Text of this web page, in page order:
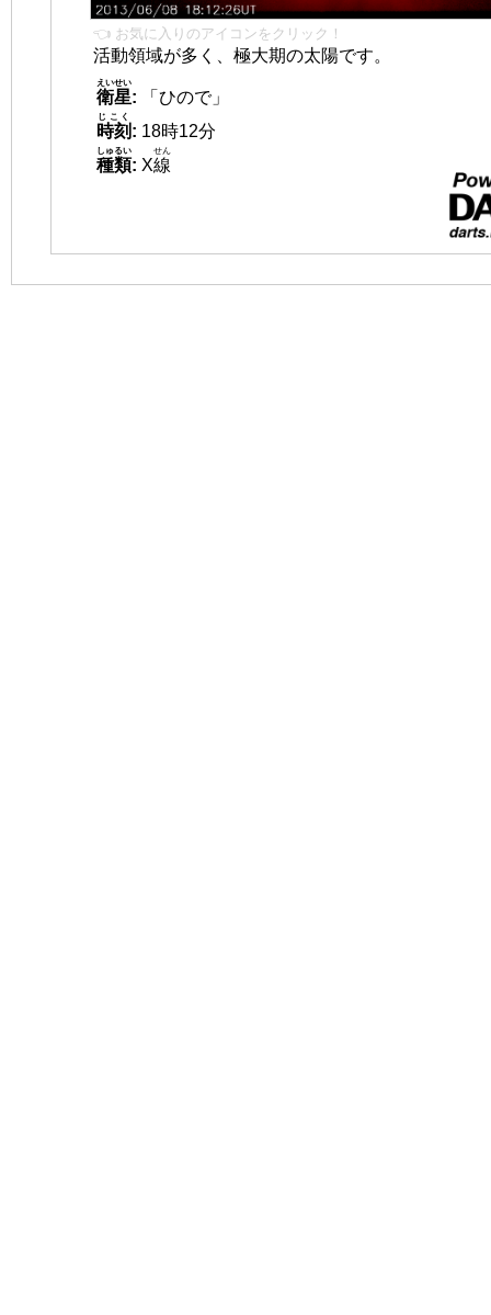
👈 お気に入りのアイコンをクリック！
活動領域が多く、極大期の太陽です。
衛星
えいせい
:
「ひので」
時刻
じこく
: 18時12分
種類
しゅるい
: X線
せん